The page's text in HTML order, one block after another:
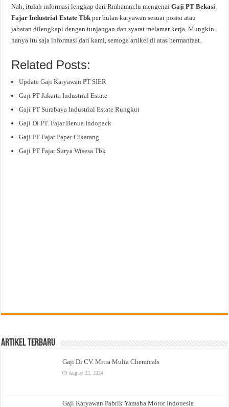
Nah, itulah informasi lengkap dari Rmhamm.lu mengenaiGaji PT Bekasi
Fajar Industrial Estate Tbkper bulan karyawan sesuai posisi atau
jabatan dilengkapi dengan tunjangan dan syarat melamar kerja. Mungkin
hanya itu saja informasi dari kami, semoga artikel di atas bermanfaat.
Related Posts:
Update Gaji Karyawan PT SIER
Gaji PT Jakarta Industrial Estate
Gaji PT Surabaya Industrial Estate Rungkut
Gaji Di PT. Fajar Benua Indopack
Gaji PT Fajar Paper Cikarang
Gaji PT Fajar Surya Wisesa Tbk
Artikel Terbaru
Gaji Di CV. Mitra Mulia Chemicals
August 23, 2024
Gaji Karyawan Pabrik Yamaha Motor Indonesia